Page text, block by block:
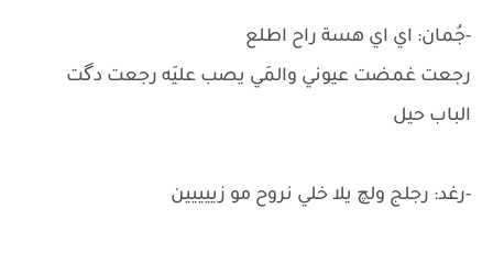
-جُمان: اي اي هسة راح اطلع
رجعت غمضت عيوني والمَي يصب عليَه رجعت دگت
الباب حيل
-رغد: رجلج ولچ يلا خلي نروح مو زييييين